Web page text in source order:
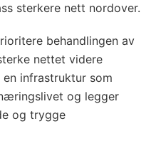
sterkere nett nordover.
behandlingen av
nettet videre
infrastruktur som
og legger
og trygge